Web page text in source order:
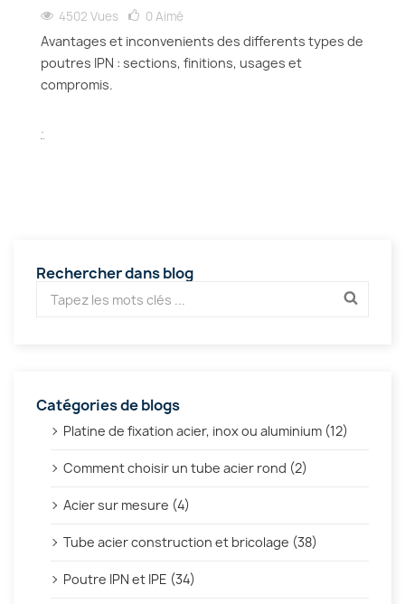
4502 Vues 0 Aimé
Avantages et inconvenients des differents types de
poutres IPN : sections, finitions, usages et
compromis.
.
Rechercher dans blog
Catégories de blogs
Platine de fixation acier, inox ou aluminium (12)
Comment choisir un tube acier rond (2)
Acier sur mesure (4)
Tube acier construction et bricolage (38)
Poutre IPN et IPE (34)